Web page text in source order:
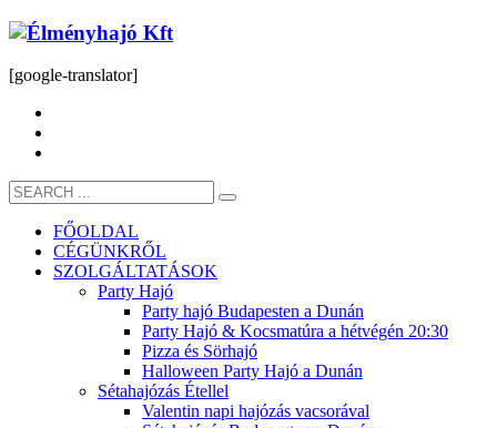
[google-translator]
FŐOLDAL
CÉGÜNKRŐL
SZOLGÁLTATÁSOK
Party Hajó
Party hajó Budapesten a Dunán
Party Hajó & Kocsmatúra a hétvégén 20:30
Pizza és Sörhajó
Halloween Party Hajó a Dunán
Sétahajózás Étellel
Valentin napi hajózás vacsorával